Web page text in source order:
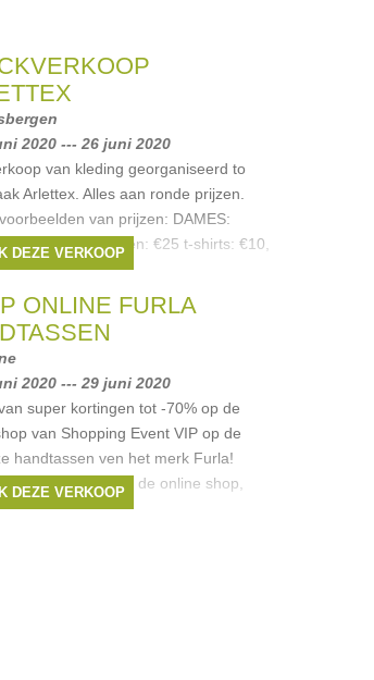
2020 --- 26 juni 2020
van kleding georganiseerd to
Arlettex. Alles aan ronde prijzen.
van prijzen: DAMES:
: €25 - €50 broeken: €25 t-shirts: €10,
DEZE VERKOOP
ONLINE FURLA
2020 --- 29 juni 2020
super kortingen tot -70% op de
van Shopping Event VIP op de
handtassen ven het merk Furla!
snel een kijkje op de online shop,
stock:
DEZE VERKOOP